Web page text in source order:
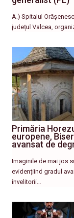
A.) Spitalul
județul Valcea,
Primăria
europene,
avansat de
Imaginile de mai jos
evidențiind gradul
învelitorii…